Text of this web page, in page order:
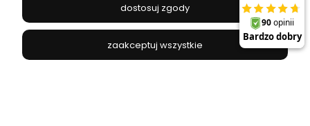
do koszyka
dostosuj zgody
zaakceptuj wszystkie